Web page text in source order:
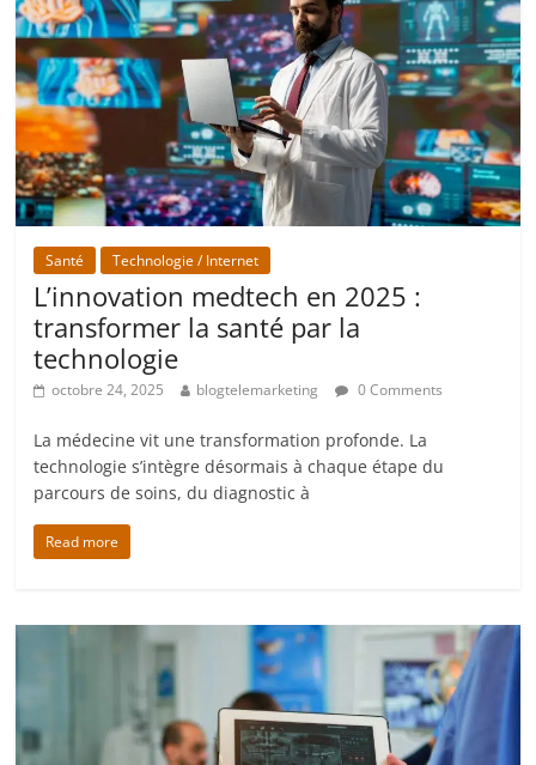
Santé Technologie / Internet
L’innovation medtech en 2025 :
transformer la santé par la
technologie
octobre 24, 2025 blogtelemarketing 0 Comments
La médecine vit une transformation profonde. La
technologie s’intègre désormais à chaque étape du
parcours de soins, du diagnostic à
Read more